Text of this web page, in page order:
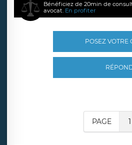
Bénéficiez de 20min de
avocat. En profiter
POSEZ VOTRE
PAGE 1